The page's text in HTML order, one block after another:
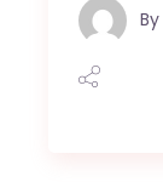
By